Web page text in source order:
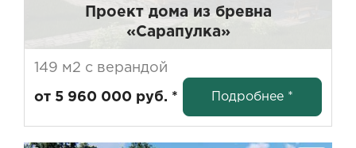
Проект дома из бревна
«Сарапулка»
149 м2 с верандой
от 5 960 000 руб. * Подробнее *